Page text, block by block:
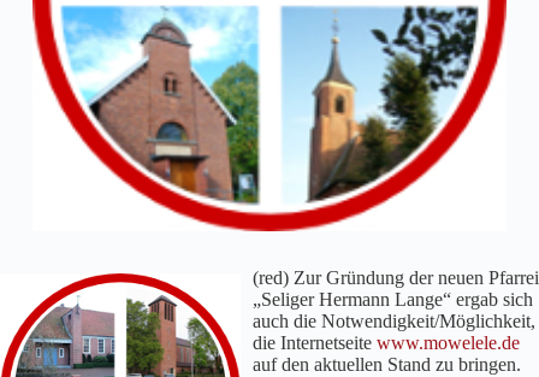
(red) Zur Gründung der neuen Pfarrei
„Seliger Hermann Lange“ ergab sich
auch die Notwendigkeit/Möglichkeit,
die Internetseite www.mowelele.de
auf den aktuellen Stand zu bringen.